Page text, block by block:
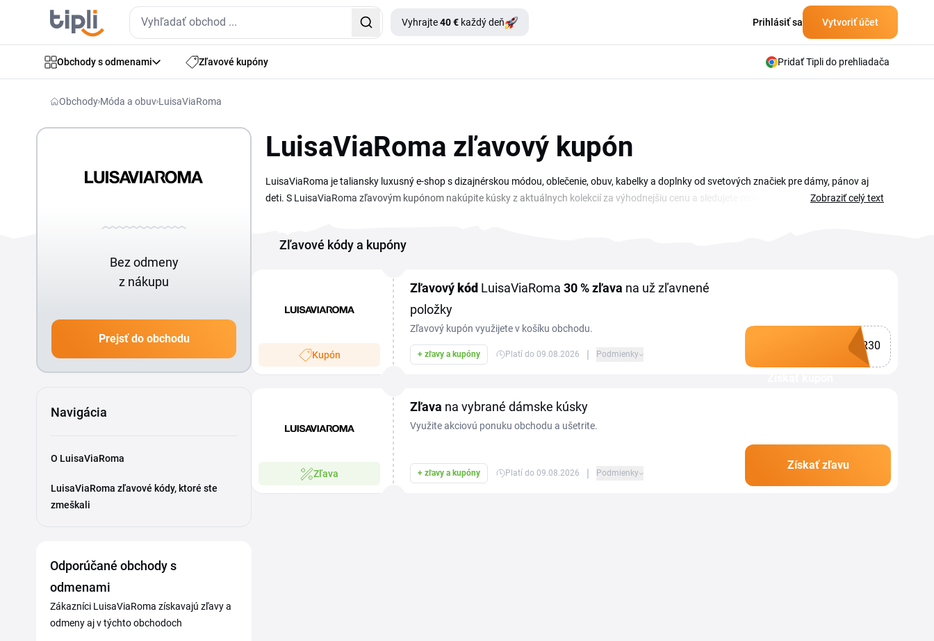
Vyhrajte40 € každý deň Prihlásiť sa Vytvoriť účet
Obchody s odmenami Zľavové kupóny Pridať Tipli do prehliadača
Obchody Móda a obuv LuisaViaRoma
Bez odmeny
z nákupu
Prejsť do obchodu
Navigácia
O LuisaViaRoma
LuisaViaRoma zľavové kódy, ktoré ste
zmeškali
Odporúčané obchody s
odmenami
Zákazníci LuisaViaRoma získavajú zľavy a
odmeny aj v týchto obchodoch
LuisaViaRoma zľavový kupón
LuisaViaRoma je taliansky luxusný e-shop s dizajnérskou módou, oblečenie, obuv, kabelky a doplnky od svetových značiek pre dámy, pánov aj
deti. S LuisaViaRoma zľavovým kupónom nakúpite kúsky z aktuálnych kolekcií za výhodnejšiu cenu a sledujete módne novinky z Florencie
vďaka kódu získali na dizajnérskej móde.
Zobraziť celý text
Zľavové kódy a kupóny
Kupón
Zľavový kód LuisaViaRoma 30 %zľava na už zľavnené
položky
Zľavový kupón využijete v košíku obchodu.
+ zľavy a kupóny Platí do 09.08.2026 | Podmienky
R30
Zľava
Zľava na vybrané dámske kúsky
Využite akciovú ponuku obchodu a ušetrite.
+ zľavy a kupóny Platí do 09.08.2026 | Podmienky
Získať zľavu